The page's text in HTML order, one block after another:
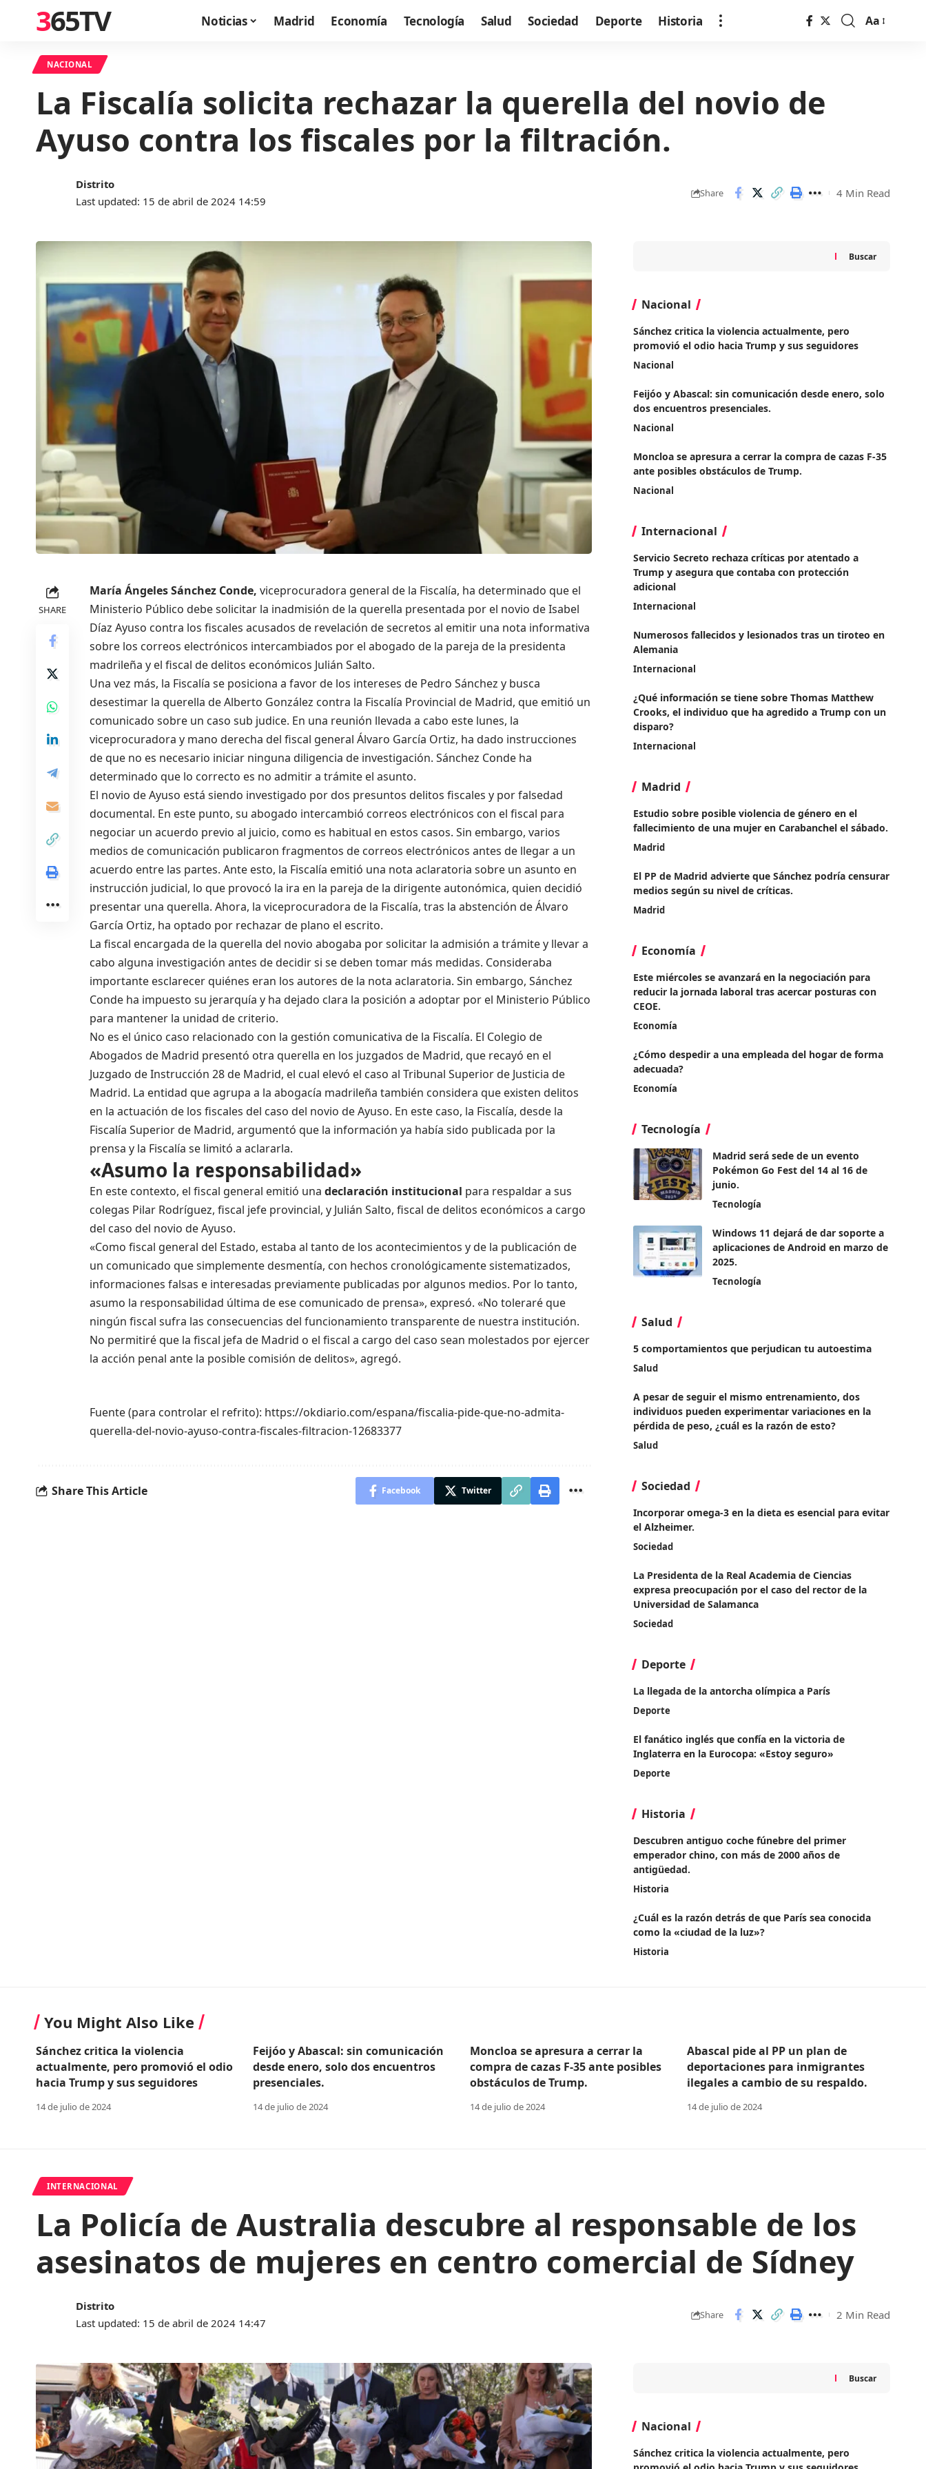
365TV Noticias Madrid Economía Tecnología Salud Sociedad Deporte Historia
Font
Aa
NACIONAL
La Fiscalía solicita rechazar la querella del novio de
Ayuso contra los fiscales por la filtración.
Last updated: 15 de abril de 2024 14:59
Distrito
Share 4 Min Read
SHARE
María Ángeles Sánchez Conde, viceprocuradora general de la Fiscalía, ha determinado que el
Ministerio Público debe solicitar la inadmisión de la querella presentada por el novio de Isabel
Díaz Ayuso contra los fiscales acusados de revelación de secretos al emitir una nota informativa
sobre los correos electrónicos intercambiados por el abogado de la pareja de la presidenta
madrileña y el fiscal de delitos económicos Julián Salto.
Una vez más, la Fiscalía se posiciona a favor de los intereses de Pedro Sánchez y busca
desestimar la querella de Alberto González contra la Fiscalía Provincial de Madrid, que emitió un
comunicado sobre un caso sub judice. En una reunión llevada a cabo este lunes, la
viceprocuradora y mano derecha del fiscal general Álvaro García Ortiz, ha dado instrucciones
de que no es necesario iniciar ninguna diligencia de investigación. Sánchez Conde ha
determinado que lo correcto es no admitir a trámite el asunto.
El novio de Ayuso está siendo investigado por dos presuntos delitos fiscales y por falsedad
documental. En este punto, su abogado intercambió correos electrónicos con el fiscal para
negociar un acuerdo previo al juicio, como es habitual en estos casos. Sin embargo, varios
medios de comunicación publicaron fragmentos de correos electrónicos antes de llegar a un
acuerdo entre las partes. Ante esto, la Fiscalía emitió una nota aclaratoria sobre un asunto en
instrucción judicial, lo que provocó la ira en la pareja de la dirigente autonómica, quien decidió
presentar una querella. Ahora, la viceprocuradora de la Fiscalía, tras la abstención de Álvaro
García Ortiz, ha optado por rechazar de plano el escrito.
La fiscal encargada de la querella del novio abogaba por solicitar la admisión a trámite y llevar a
cabo alguna investigación antes de decidir si se deben tomar más medidas. Consideraba
importante esclarecer quiénes eran los autores de la nota aclaratoria. Sin embargo, Sánchez
Conde ha impuesto su jerarquía y ha dejado clara la posición a adoptar por el Ministerio Público
para mantener la unidad de criterio.
No es el único caso relacionado con la gestión comunicativa de la Fiscalía. El Colegio de
Abogados de Madrid presentó otra querella en los juzgados de Madrid, que recayó en el
Juzgado de Instrucción 28 de Madrid, el cual elevó el caso al Tribunal Superior de Justicia de
Madrid. La entidad que agrupa a la abogacía madrileña también considera que existen delitos
en la actuación de los fiscales del caso del novio de Ayuso. En este caso, la Fiscalía, desde la
Fiscalía Superior de Madrid, argumentó que la información ya había sido publicada por la
prensa y la Fiscalía se limitó a aclararla.
«Asumo la responsabilidad»
En este contexto, el fiscal general emitió una declaración institucional para respaldar a sus
colegas Pilar Rodríguez, fiscal jefe provincial, y Julián Salto, fiscal de delitos económicos a cargo
del caso del novio de Ayuso.
«Como fiscal general del Estado, estaba al tanto de los acontecimientos y de la publicación de
un comunicado que simplemente desmentía, con hechos cronológicamente sistematizados,
informaciones falsas e interesadas previamente publicadas por algunos medios. Por lo tanto,
asumo la responsabilidad última de ese comunicado de prensa», expresó. «No toleraré que
ningún fiscal sufra las consecuencias del funcionamiento transparente de nuestra institución.
No permitiré que la fiscal jefa de Madrid o el fiscal a cargo del caso sean molestados por ejercer
la acción penal ante la posible comisión de delitos», agregó.
Fuente (para controlar el refrito): https://okdiario.com/espana/fiscalia-pide-que-no-admita-
querella-del-novio-ayuso-contra-fiscales-filtracion-12683377
Share This Article Facebook Twitter
Buscar
Nacional
Sánchez critica la violencia actualmente, pero
promovió el odio hacia Trump y sus seguidores
Nacional
Feijóo y Abascal: sin comunicación desde enero, solo
dos encuentros presenciales.
Nacional
Moncloa se apresura a cerrar la compra de cazas F-35
ante posibles obstáculos de Trump.
Nacional
Internacional
Servicio Secreto rechaza críticas por atentado a
Trump y asegura que contaba con protección
adicional
Internacional
Numerosos fallecidos y lesionados tras un tiroteo en
Alemania
Internacional
¿Qué información se tiene sobre Thomas Matthew
Crooks, el individuo que ha agredido a Trump con un
disparo?
Internacional
Madrid
Estudio sobre posible violencia de género en el
fallecimiento de una mujer en Carabanchel el sábado.
Madrid
El PP de Madrid advierte que Sánchez podría censurar
medios según su nivel de críticas.
Madrid
Economía
Este miércoles se avanzará en la negociación para
reducir la jornada laboral tras acercar posturas con
CEOE.
Economía
¿Cómo despedir a una empleada del hogar de forma
adecuada?
Economía
Tecnología
Madrid será sede de un evento
Pokémon Go Fest del 14 al 16 de
junio.
Tecnología
Windows 11 dejará de dar soporte a
aplicaciones de Android en marzo de
2025.
Tecnología
Salud
5 comportamientos que perjudican tu autoestima
Salud
A pesar de seguir el mismo entrenamiento, dos
individuos pueden experimentar variaciones en la
pérdida de peso, ¿cuál es la razón de esto?
Salud
Sociedad
Incorporar omega-3 en la dieta es esencial para evitar
el Alzheimer.
Sociedad
La Presidenta de la Real Academia de Ciencias
expresa preocupación por el caso del rector de la
Universidad de Salamanca
Sociedad
Deporte
La llegada de la antorcha olímpica a París
Deporte
El fanático inglés que confía en la victoria de
Inglaterra en la Eurocopa: «Estoy seguro»
Deporte
Historia
Descubren antiguo coche fúnebre del primer
emperador chino, con más de 2000 años de
antigüedad.
Historia
¿Cuál es la razón detrás de que París sea conocida
como la «ciudad de la luz»?
Historia
You Might Also Like
Sánchez critica la violencia
actualmente, pero promovió el odio
hacia Trump y sus seguidores
14 de julio de 2024
Feijóo y Abascal: sin comunicación
desde enero, solo dos encuentros
presenciales.
14 de julio de 2024
Moncloa se apresura a cerrar la
compra de cazas F-35 ante posibles
obstáculos de Trump.
14 de julio de 2024
Abascal pide al PP un plan de
deportaciones para inmigrantes
ilegales a cambio de su respaldo.
14 de julio de 2024
INTERNACIONAL
La Policía de Australia descubre al responsable de los
asesinatos de mujeres en centro comercial de Sídney
Last updated: 15 de abril de 2024 14:47
Distrito
Share 2 Min Read
Buscar
Nacional
Sánchez critica la violencia actualmente, pero